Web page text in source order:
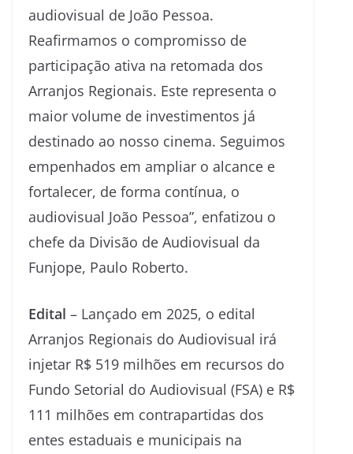
audiovisual de João Pessoa.
Reafirmamos o compromisso de
participação ativa na retomada dos
Arranjos Regionais. Este representa o
maior volume de investimentos já
destinado ao nosso cinema. Seguimos
empenhados em ampliar o alcance e
fortalecer, de forma contínua, o
audiovisual João Pessoa”, enfatizou o
chefe da Divisão de Audiovisual da
Funjope, Paulo Roberto.
Edital – Lançado em 2025, o edital
Arranjos Regionais do Audiovisual irá
injetar R$ 519 milhões em recursos do
Fundo Setorial do Audiovisual (FSA) e R$
111 milhões em contrapartidas dos
entes estaduais e municipais na